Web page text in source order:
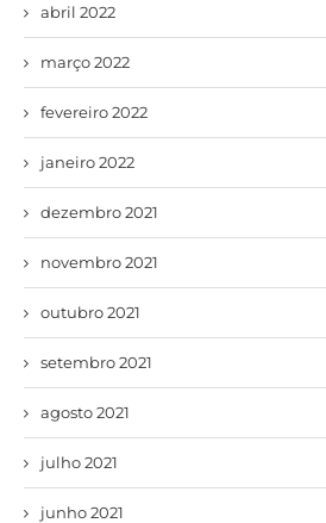
abril 2022
março 2022
fevereiro 2022
janeiro 2022
dezembro 2021
novembro 2021
outubro 2021
setembro 2021
agosto 2021
julho 2021
junho 2021